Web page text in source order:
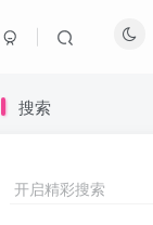
搜索
开启精彩搜索